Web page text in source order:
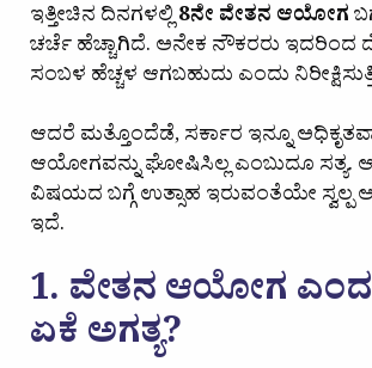
ಇತ್ತೀಚಿನ ದಿನಗಳಲ್ಲಿ8ನೇ ವೇತನ ಆಯೋಗ
ಚರ್ಚೆ ಹೆಚ್ಚಾಗಿದೆ. ಅನೇಕ ನೌಕರರು ಇದರಿಂದ
ಸಂಬಳ ಹೆಚ್ಚಳ ಆಗಬಹುದು ಎಂದು
ಆದರೆ ಮತ್ತೊಂದೆಡೆ, ಸರ್ಕಾರ ಇನ್ನೂ
ಆಯೋಗವನ್ನು ಘೋಷಿಸಿಲ್ಲ ಎಂಬುದೂ ಸತ್ಯ.
ವಿಷಯದ ಬಗ್ಗೆ ಉತ್ಸಾಹ ಇರುವಂತೆಯೇ ಸ್ವಲ್ಪ
ಇದೆ.
1. ವೇತನ ಆಯೋಗ
ಏಕೆ ಅಗತ್ಯ?